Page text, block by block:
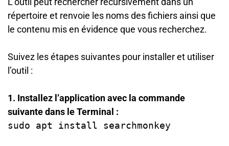
répertoire et renvoie les noms des fichiers ainsi que
le contenu mis en évidence que vous recherchez.
Suivez les étapes suivantes pour installer et utiliser
l’outil :
1. Installez l’application avec la commande
suivante dans le Terminal :
sudo apt install searchmonkey